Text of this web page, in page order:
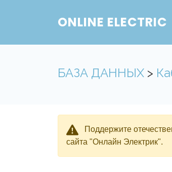
ONLINE ELECTRIC
БАЗА ДАННЫХ >
Поддержите
сайта "Онлайн Электрик".